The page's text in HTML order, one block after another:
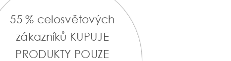
55 % celosvětových
zákazníků KUPUJE
PRODUKTY POUZE